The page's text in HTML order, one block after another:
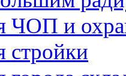
ЧОП и
стройки